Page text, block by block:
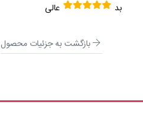
بد
عالی
بازگشت به جزئیات محصول